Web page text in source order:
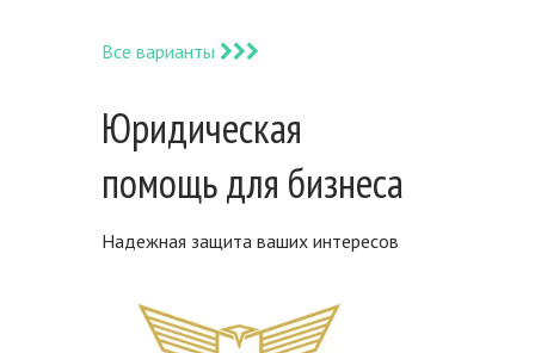
Все варианты
Юридическая
помощь для бизнеса
Надежная защита ваших интересов